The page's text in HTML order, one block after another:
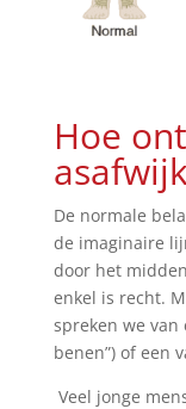
Hoe
De normale
de imaginaire
door het
enkel is recht.
spreken we van
benen”) of een
Veel jonge